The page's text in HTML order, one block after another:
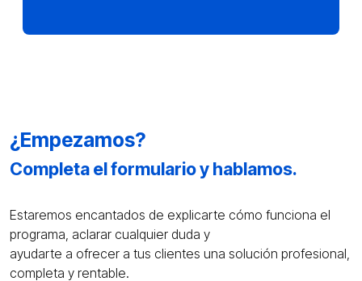
¿Empezamos?
Completa el formulario y hablamos.
Estaremos encantados de explicarte cómo funciona el
programa, aclarar cualquier duda y
ayudarte a ofrecer a tus clientes una solución profesional,
completa y rentable.